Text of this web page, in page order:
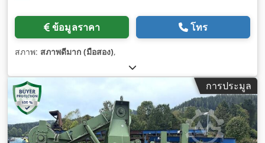
ข้อมูลราคา โทร
สภาพ: สภาพดีมาก (มือสอง),
การประมูล